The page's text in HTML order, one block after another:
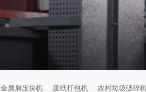
金属屑压块机 废纸打包机 农村垃圾破碎